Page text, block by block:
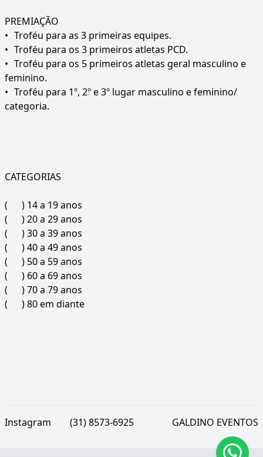
PREMIAÇÃO
• Troféu para as 3 primeiras equipes.
• Troféu para os 3 primeiros atletas PCD.
• Troféu para os 5 primeiros atletas geral masculino e
feminino.
• Troféu para 1º, 2º e 3º lugar masculino e feminino/
categoria.
CATEGORIAS
( ) 14 a 19 anos
( ) 20 a 29 anos
( ) 30 a 39 anos
( ) 40 a 49 anos
( ) 50 a 59 anos
( ) 60 a 69 anos
( ) 70 a 79 anos
( ) 80 em diante
Instagram (31) 8573-6925 GALDINO EVENTOS